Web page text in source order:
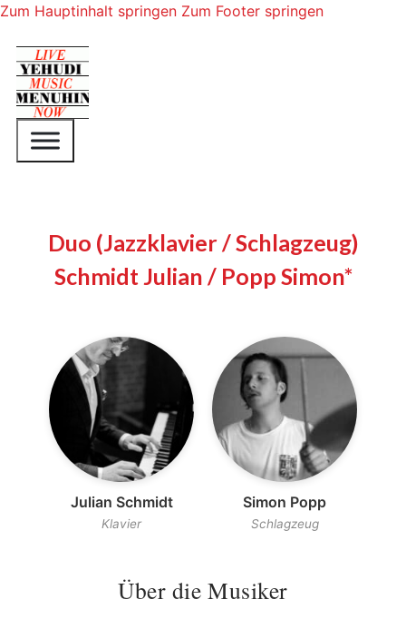
Zum Hauptinhalt springen Zum Footer springen
Duo (Jazzklavier / Schlagzeug)
Schmidt Julian / Popp Simon*
Julian Schmidt
Klavier
Simon Popp
Schlagzeug
Über die Musiker